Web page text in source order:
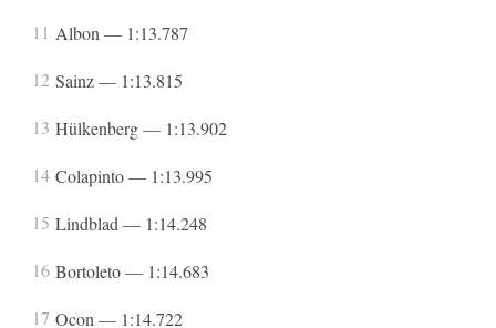
Albon — 1:13.787
Sainz — 1:13.815
Hülkenberg — 1:13.902
Colapinto — 1:13.995
Lindblad — 1:14.248
Bortoleto — 1:14.683
Ocon — 1:14.722